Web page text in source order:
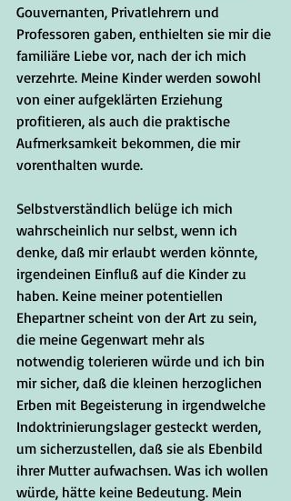
Gouvernanten, Privatlehrern und
Professoren gaben, enthielten sie mir die
familiäre Liebe vor, nach der ich mich
verzehrte. Meine Kinder werden sowohl
von einer aufgeklärten Erziehung
profitieren, als auch die praktische
Aufmerksamkeit bekommen, die mir
vorenthalten wurde.
Selbstverständlich belüge ich mich
wahrscheinlich nur selbst, wenn ich
denke, daß mir erlaubt werden könnte,
irgendeinen Einfluß auf die Kinder zu
haben. Keine meiner potentiellen
Ehepartner scheint von der Art zu sein,
die meine Gegenwart mehr als
notwendig tolerieren würde und ich bin
mir sicher, daß die kleinen herzoglichen
Erben mit Begeisterung in irgendwelche
Indoktrinierungslager gesteckt werden,
um sicherzustellen, daß sie als Ebenbild
ihrer Mutter aufwachsen. Was ich wollen
würde, hätte keine Bedeutung. Mein